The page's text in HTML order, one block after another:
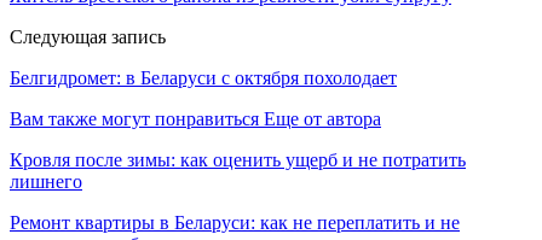
Следующая запись
Белгидромет: в Беларуси с октября похолодает
Вам также могут понравиться Еще от автора
Кровля после зимы: как оценить ущерб и не потратить
лишнего
Ремонт квартиры в Беларуси: как не переплатить и не